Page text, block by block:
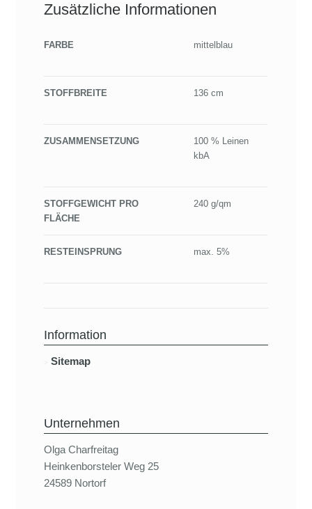
Zusätzliche Informationen
FARBE mittelblau
STOFFBREITE 136 cm
ZUSAMMENSETZUNG
100 % Leinen
kbA
STOFFGEWICHT PRO
FLÄCHE
240 g/qm
RESTEINSPRUNG max. 5%
Information
Sitemap
Unternehmen
Olga Charfreitag
Heinkenborsteler Weg 25
24589 Nortorf